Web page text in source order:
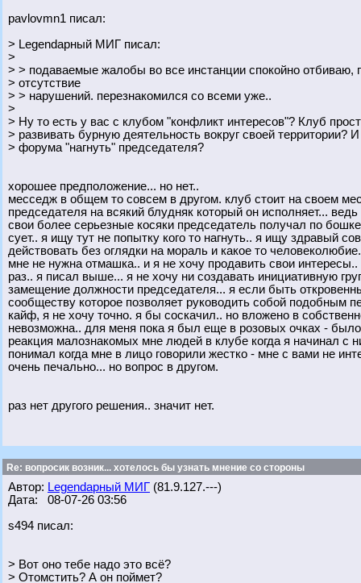
pavlovmn1 писал:
> Legendарный МИГ писал:
>
> > подаваемые жалобы во все инстанции спокойно отбиваю,
> отсутствие
> > нарушений. перезнакомился со всеми уже..
>
> Ну то есть у вас с клубом "конфликт интересов"? Клуб
> развивать бурную деятельность вокруг своей
> форума "нагнуть" председателя?
хорошее предположение... но нет..
месседж в общем то совсем в другом. клуб стоит на своем
председателя на всякий блудняк который он исполняет...
свои более серьезные косяки председатель получал по
сует.. я ищу тут не попытку кого то нагнуть.. я ищу здравый
действовать без оглядки на мораль и какое то человеколюбие.
мне не нужна отмашка.. и я не хочу продавить свои
раз.. я писал выше... я не хочу ни создавать инициативную
замещение должности председателя... я если быть
сообществу которое позволяет руководить собой подобным
кайф, я не хочу точно. я бы соскачил.. но вложено в
невозможна.. для меня пока я был еще в розовых очках -
реакция малознакомых мне людей в клубе когда я начинал с
понимал когда мне в лицо говорили жестко - мне с вами не
очень печально... но вопрос в другом.
раз нет другого решения.. значит нет.
Re: вопросик возник... хотелось бы узнать мнение со стороны
Автор: Legendарный МИГ (81.9.127.---)
Дата: 08-07-26 03:56
s494 писал:
> Вот оно тебе надо это всё?
> Отомстить? А он поймет?